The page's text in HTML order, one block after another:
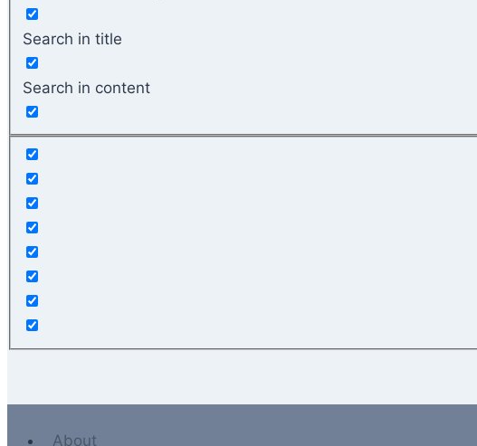
Search in title
Search in content
About